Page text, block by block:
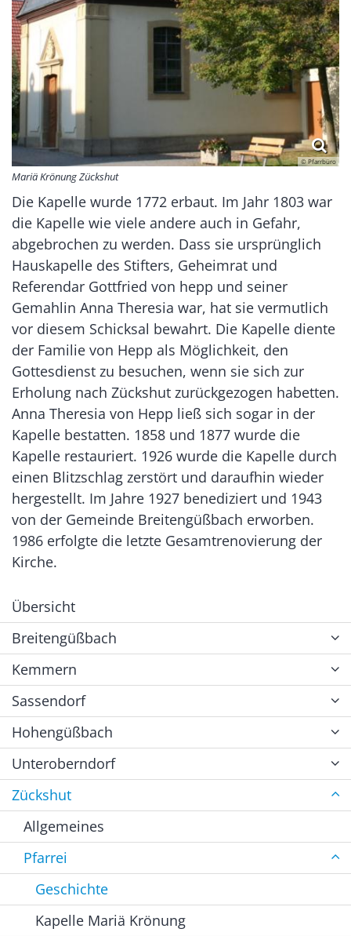
© Pfarrbüro
Mariä Krönung Zückshut
Die Kapelle wurde 1772 erbaut. Im Jahr 1803 war
die Kapelle wie viele andere auch in Gefahr,
abgebrochen zu werden. Dass sie ursprünglich
Hauskapelle des Stifters, Geheimrat und
Referendar Gottfried von hepp und seiner
Gemahlin Anna Theresia war, hat sie vermutlich
vor diesem Schicksal bewahrt. Die Kapelle diente
der Familie von Hepp als Möglichkeit, den
Gottesdienst zu besuchen, wenn sie sich zur
Erholung nach Zückshut zurückgezogen habetten.
Anna Theresia von Hepp ließ sich sogar in der
Kapelle bestatten. 1858 und 1877 wurde die
Kapelle restauriert. 1926 wurde die Kapelle durch
einen Blitzschlag zerstört und daraufhin wieder
hergestellt. Im Jahre 1927 benediziert und 1943
von der Gemeinde Breitengüßbach erworben.
1986 erfolgte die letzte Gesamtrenovierung der
Kirche.
Übersicht
Breitengüßbach
Kemmern
Sassendorf
Hohengüßbach
Unteroberndorf
Zückshut
Allgemeines
Pfarrei
Geschichte
Kapelle Mariä Krönung